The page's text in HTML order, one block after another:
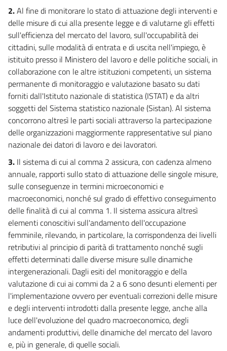
2.Al fine di monitorare lo stato di attuazione degli interventi e
delle misure di cui alla presente legge e di valutarne gli effetti
sull'efficienza del mercato del lavoro, sull'occupabilità dei
cittadini, sulle modalità di entrata e di uscita nell'impiego, è
istituito presso il Ministero del lavoro e delle politiche sociali, in
collaborazione con le altre istituzioni competenti, un sistema
permanente di monitoraggio e valutazione basato su dati
forniti dall'Istituto nazionale di statistica (ISTAT) e da altri
soggetti del Sistema statistico nazionale (Sistan). Al sistema
concorrono altresì le parti sociali attraverso la partecipazione
delle organizzazioni maggiormente rappresentative sul piano
nazionale dei datori di lavoro e dei lavoratori.
3. Il sistema di cui al comma 2 assicura, con cadenza almeno
annuale, rapporti sullo stato di attuazione delle singole misure,
sulle conseguenze in termini microeconomici e
macroeconomici, nonché sul grado di effettivo conseguimento
delle finalità di cui al comma 1. Il sistema assicura altresì
elementi conoscitivi sull'andamento dell'occupazione
femminile, rilevando, in particolare, la corrispondenza dei livelli
retributivi al principio di parità di trattamento nonché sugli
effetti determinati dalle diverse misure sulle dinamiche
intergenerazionali. Dagli esiti del monitoraggio e della
valutazione di cui ai commi da 2 a 6 sono desunti elementi per
l'implementazione ovvero per eventuali correzioni delle misure
e degli interventi introdotti dalla presente legge, anche alla
luce dell'evoluzione del quadro macroeconomico, degli
andamenti produttivi, delle dinamiche del mercato del lavoro
e, più in generale, di quelle sociali.